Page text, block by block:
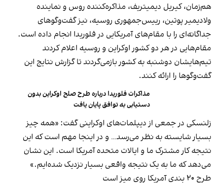
هم‌زمان، کیریل دیمیتریف، مذاکره‌کننده روس و نماینده
ولادیمیر پوتین، رییس‌جمهوری روسیه،‌ نیز گفت‌وگوهای
جداگانه‌ای را با مقام‌های آمریکایی در فلوریدا انجام داده است.
مقام‌هایی در هر دو کشور اوکراین و روسیه اعلام کردند
تیم‌هایشان دوشنبه به کشور بازمی‌گردند تا گزارش نتایج این
گفت‌وگوها را ارائه کنند.
مذاکرات فلوریدا درباره طرح صلح اوکراین بدون
دستیابی به توافق پایان یافت
زلنسکی در جمعی از دیپلمات‌های اوکراینی گفت: «همه چیز
بسیار شایسته به نظر می‌رسد… و در اینجا مهم است که این
نتیجه کار مشترک ما و ایالات متحده آمریکا است. این نشان
می‌دهد که ما به یک نتیجه واقعی بسیار نزدیک شده‌ایم.»
طرح ۲۰ بندی آمریکا روی میز است